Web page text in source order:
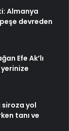
Almanya
devreden
Efe Ak’lı
yerinize
siroza yol
tanı ve